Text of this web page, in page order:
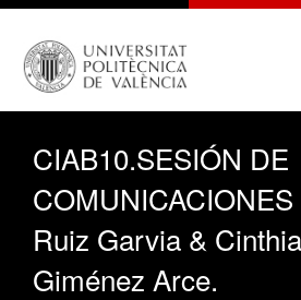
CIAB10.SESIÓN DE
Ruiz Garvia &
Giménez Arce.